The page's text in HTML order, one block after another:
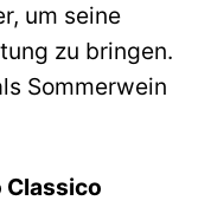
um seine
zu bringen.
Sommerwein
Classico